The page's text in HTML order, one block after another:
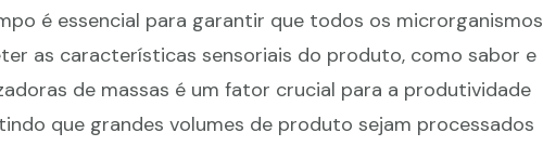
é essencial para garantir que todos os microrganismos
as características sensoriais do produto, como sabor e
de massas é um fator crucial para a produtividade
que grandes volumes de produto sejam processados